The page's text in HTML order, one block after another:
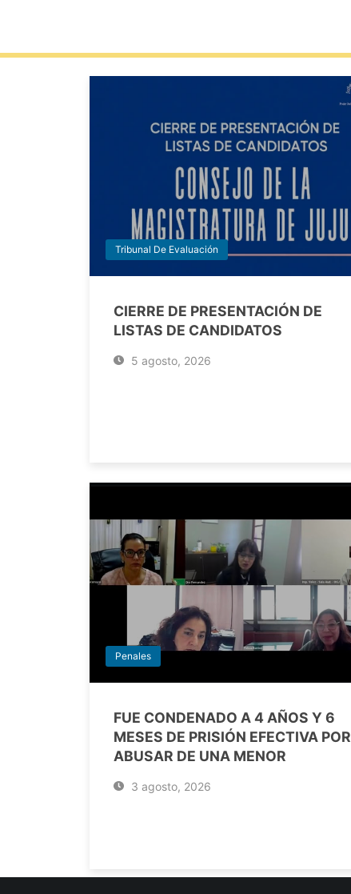
Tribunal De Evaluación
CIERRE DE PRESENTACIÓN DE
LISTAS DE CANDIDATOS
5 agosto, 2026
Penales
FUE CONDENADO A 4 AÑOS Y 6
MESES DE PRISIÓN EFECTIVA POR
ABUSAR DE UNA MENOR
3 agosto, 2026